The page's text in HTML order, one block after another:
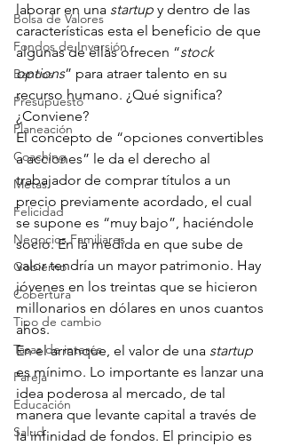
Bolsa de Valores
Fondos de Inversión
Bancos
Presupuesto
Planeación
Coaching
Metas
Felicidad
Negocios Familiares
Gobierno
Cobertura
Tipo de cambio
Tasas de interés
Pareja
Educación
Salud
laborar en una startup y dentro de las
características esta el beneficio de que
algunas de ellas ofrecen “stock
options” para atraer talento en su
recurso humano. ¿Qué significa?
¿Conviene?
El concepto de “opciones convertibles
a acciones” le da el derecho al
trabajador de comprar títulos a un
precio previamente acordado, el cual
se supone es “muy bajo”, haciéndole
socio. En la medida en que sube de
valor tendría un mayor patrimonio. Hay
jóvenes en los treintas que se hicieron
millonarios en dólares en unos cuantos
años.
En el arranque, el valor de una startup
es mínimo. Lo importante es lanzar una
idea poderosa al mercado, de tal
manera que levante capital a través de
la infinidad de fondos. El principio es